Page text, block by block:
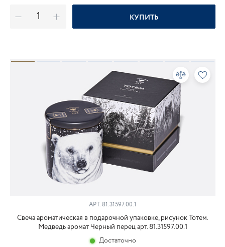
КУПИТЬ
АРТ. 81.31597.00.1
Свеча ароматическая в подарочной упаковке, рисунок Тотем.
Медведь аромат Черный перец арт. 81.31597.00.1
Достаточно